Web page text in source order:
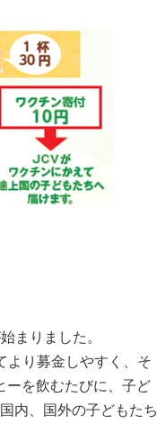
まりました。
より募金しやすく、そ
ーを飲むたびに、子ど
内、国外の子どもたち